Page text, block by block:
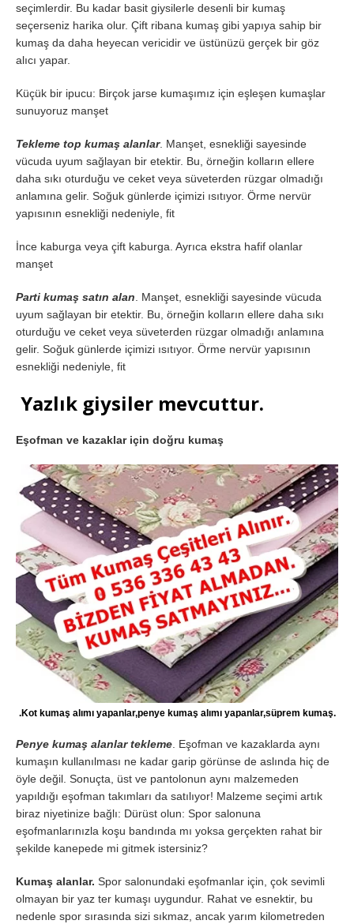
seçimlerdir. Bu kadar basit giysilerle desenli bir kumaş
seçerseniz harika olur. Çift ribana kumaş gibi yapıya sahip bir
kumaş da daha heyecan vericidir ve üstünüzü gerçek bir göz
alıcı yapar.
Küçük bir ipucu: Birçok jarse kumaşımız için eşleşen kumaşlar
sunuyoruz manşet
Tekleme top kumaş alanlar. Manşet, esnekliği sayesinde
vücuda uyum sağlayan bir etektir. Bu, örneğin kolların ellere
daha sıkı oturduğu ve ceket veya süveterden rüzgar olmadığı
anlamına gelir. Soğuk günlerde içimizi ısıtıyor. Örme nervür
yapısının esnekliği nedeniyle, fit
İnce kaburga veya çift kaburga. Ayrıca ekstra hafif olanlar
manşet
Parti kumaş satın alan . Manşet, esnekliği sayesinde vücuda
uyum sağlayan bir etektir. Bu, örneğin kolların ellere daha sıkı
oturduğu ve ceket veya süveterden rüzgar olmadığı anlamına
gelir. Soğuk günlerde içimizi ısıtıyor. Örme nervür yapısının
esnekliği nedeniyle, fit
Yazlık giysiler mevcuttur.
Eşofman ve kazaklar için doğru kumaş
.Kot kumaş alımı yapanlar,penye kumaş alımı yapanlar,süprem kumaş.
Penye kumaş alanlar tekleme . Eşofman ve kazaklarda aynı
kumaşın kullanılması ne kadar garip görünse de aslında hiç de
öyle değil. Sonuçta, üst ve pantolonun aynı malzemeden
yapıldığı eşofman takımları da satılıyor! Malzeme seçimi artık
biraz niyetinize bağlı: Dürüst olun: Spor salonuna
eşofmanlarınızla koşu bandında mı yoksa gerçekten rahat bir
şekilde kanepede mi gitmek istersiniz?
Kumaş alanlar. Spor salonundaki eşofmanlar için, çok sevimli
olmayan bir yaz ter kumaşı uygundur. Rahat ve esnektir, bu
nedenle spor sırasında sizi sıkmaz, ancak yarım kilometreden